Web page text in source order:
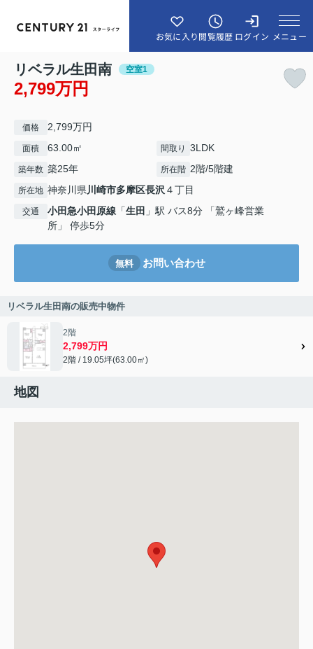
お気に入り閲覧履歴 ログイン メニュー
リベラル生田南 空室1
2,799万円
価格 2,799万円
面積 63.00㎡ 間取り 3LDK
築年数 築25年 所在階 2階/5階建
所在地 神奈川県川崎市多摩区長沢 ４丁目
交通 小田急小田原線 「生田 」駅 バス8分 「鷲ヶ峰営業
所」 停歩5分
無料 お問い合わせ
リベラル生田南の販売中物件
2階
2,799万円
2階 / 19.05坪(63.00㎡)
地図